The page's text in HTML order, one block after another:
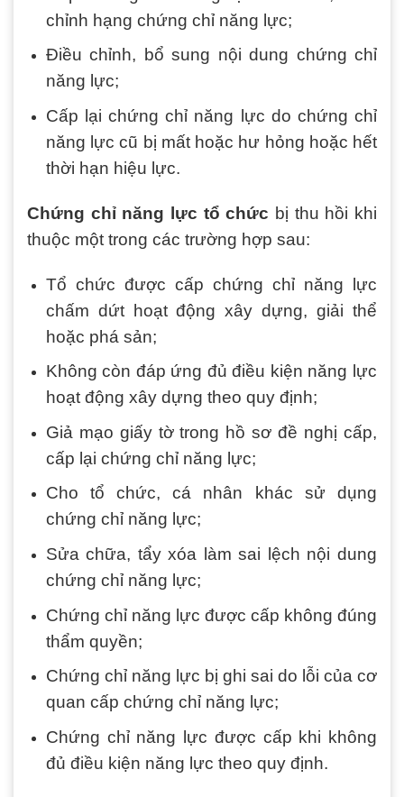
chỉnh hạng chứng chỉ năng lực;
Điều chỉnh, bổ sung nội dung chứng chỉ
năng lực;
Cấp lại chứng chỉ năng lực do chứng chỉ
năng lực cũ bị mất hoặc hư hỏng hoặc hết
thời hạn hiệu lực.
Chứng chỉ năng lực tổ chức bị thu hồi khi
thuộc một trong các trường hợp sau:
Tổ chức được cấp chứng chỉ năng lực
chấm dứt hoạt động xây dựng, giải thể
hoặc phá sản;
Không còn đáp ứng đủ điều kiện năng lực
hoạt động xây dựng theo quy định;
Giả mạo giấy tờ trong hồ sơ đề nghị cấp,
cấp lại chứng chỉ năng lực;
Cho tổ chức, cá nhân khác sử dụng
chứng chỉ năng lực;
Sửa chữa, tẩy xóa làm sai lệch nội dung
chứng chỉ năng lực;
Chứng chỉ năng lực được cấp không đúng
thẩm quyền;
Chứng chỉ năng lực bị ghi sai do lỗi của cơ
quan cấp chứng chỉ năng lực;
Chứng chỉ năng lực được cấp khi không
đủ điều kiện năng lực theo quy định.